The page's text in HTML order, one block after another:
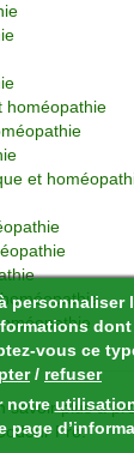
personnaliser
vous ce
/ refuser
notre
page
homéopathie
et
savoir plus à
Pro.